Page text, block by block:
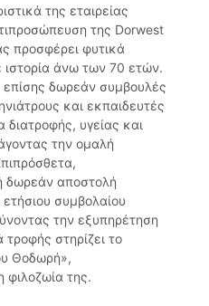
της εταιρείας
της Dorwest
προσφέρει φυτικά
άνω των 70 ετών.
επίσης δωρεάν συμβουλές
και εκπαιδευτές
υγείας και
την ομαλή
δωρεάν αποστολή
συμβολαίου
την εξυπηρέτηση
στηρίζει το
Θοδωρή»,
φιλοζωία της.